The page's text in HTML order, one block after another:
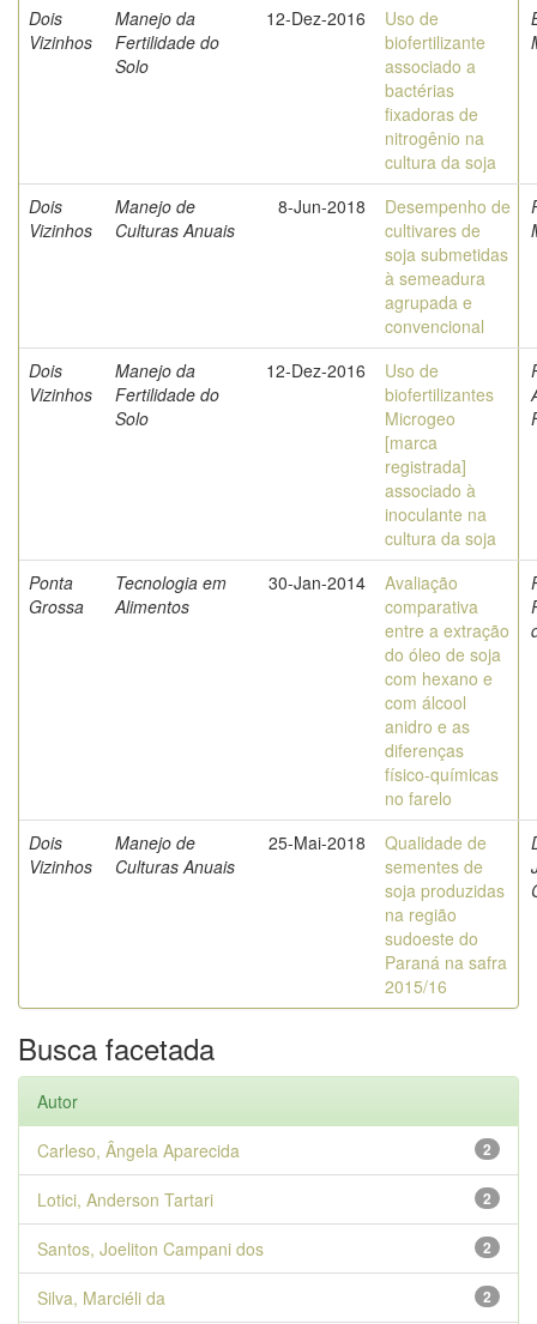
Dois
Vizinhos
Manejo da
Fertilidade do
Solo
12-Dez-2016
Uso de
biofertilizante
associado a
bactérias
fixadoras de
nitrogênio na
cultura da soja
Dois
Vizinhos
Manejo de
Culturas Anuais
8-Jun-2018
Desempenho de
cultivares de
soja submetidas
à semeadura
agrupada e
convencional
Dois
Vizinhos
Manejo da
Fertilidade do
Solo
12-Dez-2016
Uso de
biofertilizantes
Microgeo
[marca
registrada]
associado à
inoculante na
cultura da soja
Ponta
Grossa
Tecnologia em
Alimentos
30-Jan-2014
Avaliação
comparativa
entre a extração
do óleo de soja
com hexano e
com álcool
anidro e as
diferenças
físico-químicas
no farelo
Dois
Vizinhos
Manejo de
Culturas Anuais
25-Mai-2018
Qualidade de
sementes de
soja produzidas
na região
sudoeste do
Paraná na safra
2015/16
Busca facetada
Autor
2
Carleso, Ângela Aparecida
2
Lotici, Anderson Tartari
2
Santos, Joeliton Campani dos
2
Silva, Marciéli da